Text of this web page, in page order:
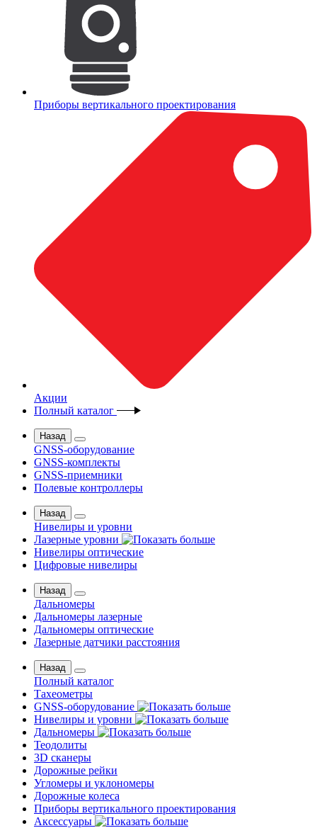
Приборы вертикального проектирования
Акции
Полный каталог
Назад
GNSS-оборудование
GNSS-комплекты
GNSS-приемники
Полевые контроллеры
Назад
Нивелиры и уровни
Лазерные уровни
Нивелиры оптические
Цифровые нивелиры
Назад
Дальномеры
Дальномеры лазерные
Дальномеры оптические
Лазерные датчики расстояния
Назад
Полный каталог
Тахеометры
GNSS-оборудование
Нивелиры и уровни
Дальномеры
Теодолиты
3D сканеры
Дорожные рейки
Угломеры и уклономеры
Дорожные колеса
Приборы вертикального проектирования
Аксессуары